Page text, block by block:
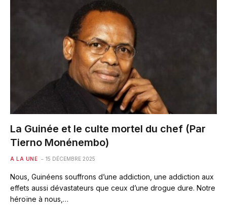
La Guinée et le culte mortel du chef (Par
Tierno Monénembo)
A LA UNE 15 DÉCEMBRE 2025
Nous, Guinéens souffrons d’une addiction, une addiction aux
effets aussi dévastateurs que ceux d’une drogue dure. Notre
héroïne à nous,…